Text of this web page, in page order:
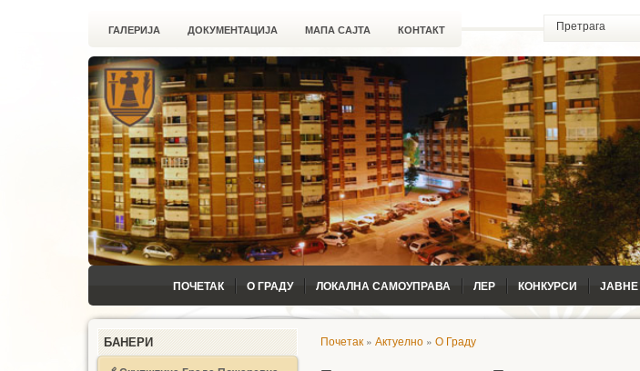
ГАЛЕРИЈА ДОКУМЕНТАЦИЈА МАПА САЈТА КОНТАКТ
ПОЧЕТАК О ГРАДУ ЛОКАЛНА САМОУПРАВА ЛЕР КОНКУРСИ
БАНЕРИ Почетак » Актуелно » О Граду